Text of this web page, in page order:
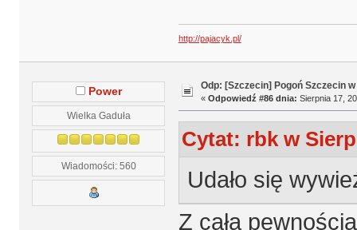
http://pajacyk.pl/
Power
Wielka Gaduła
Wiadomości: 560
Odp: [Szczecin] Pogoń Szczecin
« Odpowiedź #86 dnia: Sierpnia 17,
Cytat: rbk w
Udało się
Z całą